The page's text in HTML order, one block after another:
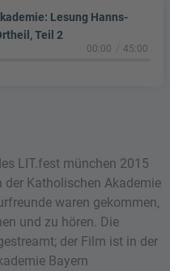
Lesung Hanns-
Teil 2
00:00 45:00
LIT.fest münchen 2015
Katholischen Akademie
waren gekommen,
und zu hören. Die
der Film ist in der
Bayern